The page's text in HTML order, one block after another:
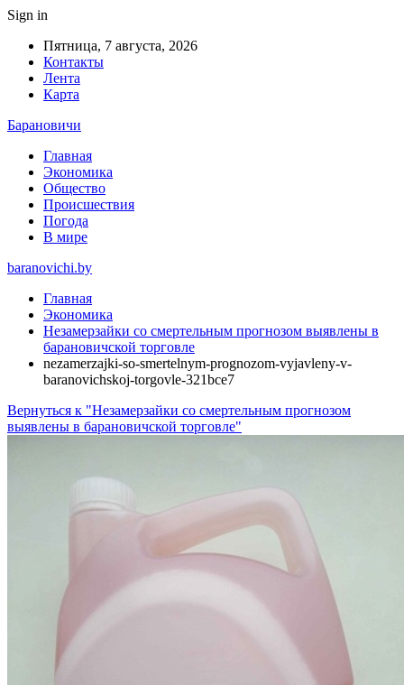
Sign in
Пятница, 7 августа, 2026
Контакты
Лента
Карта
Барановичи
Главная
Экономика
Общество
Происшествия
Погода
В мире
baranovichi.by
Главная
Экономика
Незамерзайки со смертельным прогнозом выявлены в
барановичской торговле
nezamerzajki-so-smertelnym-prognozom-vyjavleny-v-
baranovichskoj-torgovle-321bce7
Вернуться к "Незамерзайки со смертельным прогнозом
выявлены в барановичской торговле"